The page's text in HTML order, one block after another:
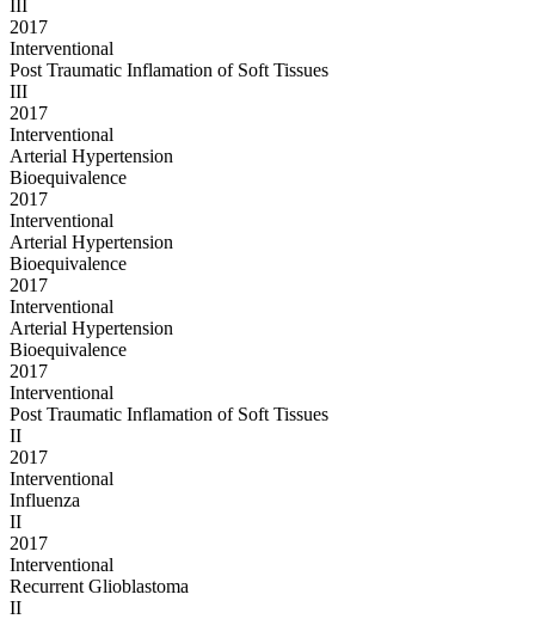
III
2017
Interventional
Post Traumatic Inflamation of Soft Tissues
III
2017
Interventional
Arterial Hypertension
Bioequivalence
2017
Interventional
Arterial Hypertension
Bioequivalence
2017
Interventional
Arterial Hypertension
Bioequivalence
2017
Interventional
Post Traumatic Inflamation of Soft Tissues
II
2017
Interventional
Influenza
II
2017
Interventional
Recurrent Glioblastoma
II